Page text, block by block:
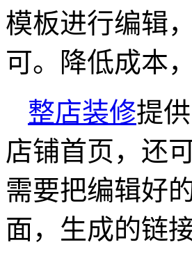
模板进行编辑
可。降低成本
整店装修提
店铺首页，还
需要把编辑好
面，生成的链